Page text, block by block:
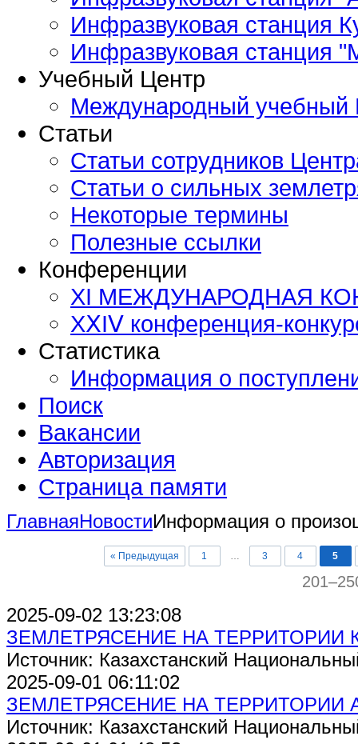
Инфразвуковая станция
Инфразвуковая станция
Учебный Центр
Международный
Статьи
Статьи сотрудников
Статьи о сильных
Некоторые термины
Полезные ссылки
Конференции
XI МЕЖДУНАРОДНАЯ
ХⅩΙⅤ конференция-
Статистика
Информация о
Поиск
Вакансии
Авторизация
Страница памяти
ГлавнаяНовостиИнформация о
« Предыдущая 1 … 3 4 5
2025-09-02 13:23:08
ЗЕМЛЕТРЯСЕНИЕ НА ТЕРРИТОРИИ
Источник: Казахстанский
2025-09-01 06:11:02
ЗЕМЛЕТРЯСЕНИЕ НА ТЕРРИТОРИИ
Источник: Казахстанский